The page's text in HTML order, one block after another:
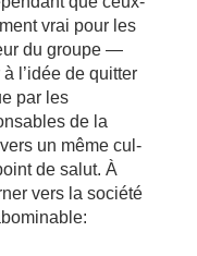
vrai pour les
du groupe —
l’idée de quitter
par les
de la
un même cul-
de salut. À
vers la société